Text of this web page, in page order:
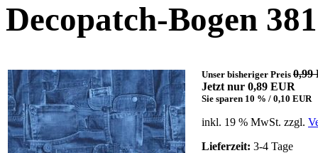
Decopatch-Bogen 381
Unser bisheriger Preis 0,99
Jetzt nur 0,89 EUR
Sie sparen 10 % / 0,10 EUR
inkl. 19 % MwSt. zzgl.
Lieferzeit: 3-4 Tage